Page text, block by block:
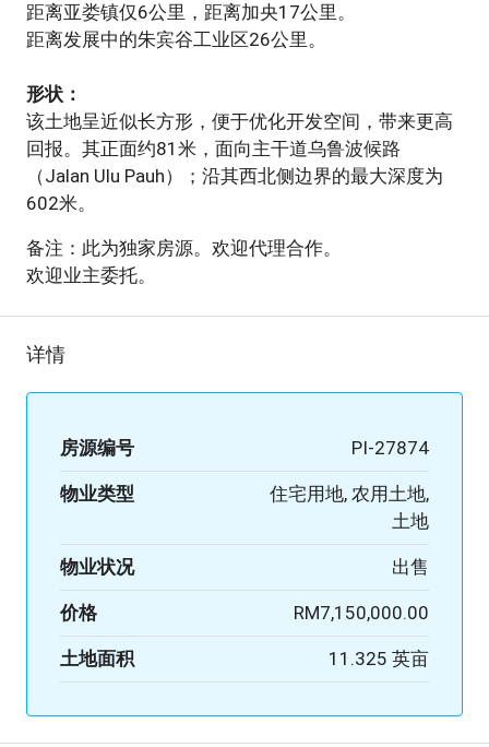
距离亚娄镇仅6公里，距离加央17公里。
距离发展中的朱宾谷工业区26公里。
形状：
该土地呈近似长方形，便于优化开发空间，带来更高
回报。其正面约81米，面向主干道乌鲁波候路
（Jalan Ulu Pauh）；沿其西北侧边界的最大深度为
602米。
备注：此为独家房源。欢迎代理合作。
欢迎业主委托。
详情
房源编号 PI-27874
物业类型
住宅用地, 农用土地,
土地
物业状况 出售
价格 RM7,150,000.00
土地面积 11.325 英亩